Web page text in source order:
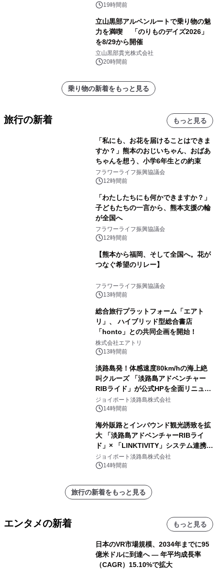
19時間前
立山黒部アルペンルートで乗り物の魅
力を満喫 「のりものデイズ2026」
を8/29から開催
立山黒部貫光株式会社
20時間前
乗り物の新着をもっと見る
旅行の新着 もっと見る
「私にも、お花を届けることはできま
すか？」熊本のおじいちゃん、おばあ
ちゃんを想う、小学6年生との約束
フラワーライフ振興協議会
12時間前
「わたしたちにも何かできますか？」
子どもたちの一言から、熊本支援の輪
が全国へ
フラワーライフ振興協議会
12時間前
【熊本から福岡、そして全国へ。花が
つなぐ希望のリレー】
フラワーライフ振興協議会
13時間前
総合旅行プラットフォーム「エアト
リ」、 ハイブリッド型総合書店
「honto」との共同企画を開始！
株式会社エアトリ
13時間前
淡路島発！体感速度80km/hの海上絶
叫クルーズ 「淡路島アドベンチャー
RIBライド」が公式HPを全面リニュー
アル！ ～スマホで即予約完了の「スマ
ート設計」へ刷新～
ジョイポート淡路島株式会社
14時間前
海外販路とインバウンド観光誘致を拡
大 「淡路島アドベンチャーRIBライ
ド」× 「LINKTIVITY」システム連携を
開始！
ジョイポート淡路島株式会社
14時間前
旅行の新着をもっと見る
エンタメの新着 もっと見る
日本のVR市場規模、2034年までに95
億米ドルに到達へ ― 年平均成長率
（CAGR）15.10%で拡大